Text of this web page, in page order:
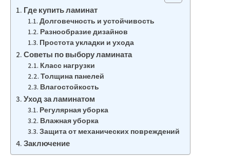
Где купить ламинат
Долговечность и устойчивость
Разнообразие дизайнов
Простота укладки и ухода
Советы по выбору ламината
Класс нагрузки
Толщина панелей
Влагостойкость
Уход за ламинатом
Регулярная уборка
Влажная уборка
Защита от механических повреждений
Заключение